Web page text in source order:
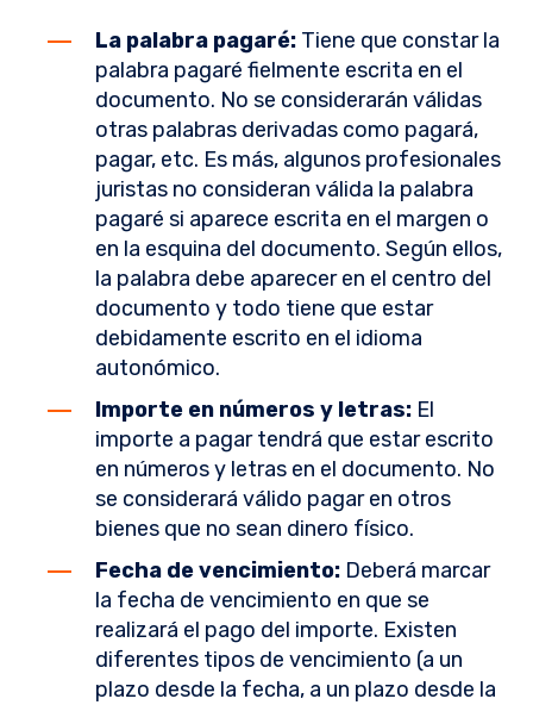
La palabra pagaré: Tiene que constar la
palabra pagaré fielmente escrita en el
documento. No se considerarán válidas
otras palabras derivadas como pagará,
pagar, etc. Es más, algunos profesionales
juristas no consideran válida la palabra
pagaré si aparece escrita en el margen o
en la esquina del documento. Según ellos,
la palabra debe aparecer en el centro del
documento y todo tiene que estar
debidamente escrito en el idioma
autonómico.
Importe en números y letras: El
importe a pagar tendrá que estar escrito
en números y letras en el documento. No
se considerará válido pagar en otros
bienes que no sean dinero físico.
Fecha de vencimiento: Deberá marcar
la fecha de vencimiento en que se
realizará el pago del importe. Existen
diferentes tipos de vencimiento (a un
plazo desde la fecha, a un plazo desde la